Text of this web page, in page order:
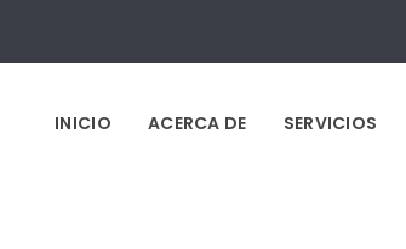
INICIO ACERCA DE SERVICIOS